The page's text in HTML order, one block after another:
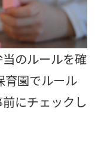
当のルールを確
育園でルール
にチェックし